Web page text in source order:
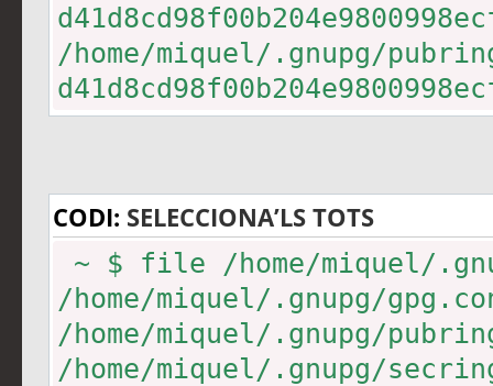
/home/miquel/.gnupg/
/home/miquel/.gnupg/
/home/miquel/.gnupg/
CODI: SELECCIONA’LS TOTS
~ $ file /home/miquel/
/home/miquel/.gnupg/
/home/miquel/.gnupg/
/home/miquel/.gnupg/